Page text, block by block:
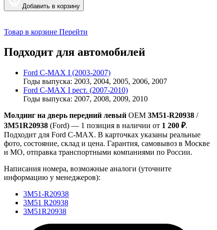
Добавить в корзину
Товар в корзине Перейти
Подходит для автомобилей
Ford C-MAX I (2003-2007)
Годы выпуска: 2003, 2004, 2005, 2006, 2007
Ford C-MAX I рест. (2007-2010)
Годы выпуска: 2007, 2008, 2009, 2010
Молдинг на дверь передний левый OEM 3M51-R20938 /
3M51R20938 (Ford) — 1 позиция в наличии от 1 200 ₽.
Подходит для Ford C-MAX. В карточках указаны реальные
фото, состояние, склад и цена. Гарантия, самовывоз в Москве
и МО, отправка транспортными компаниями по России.
Написания номера, возможные аналоги (уточните
информацию у менеджеров):
3M51-R20938
3M51 R20938
3M51R20938